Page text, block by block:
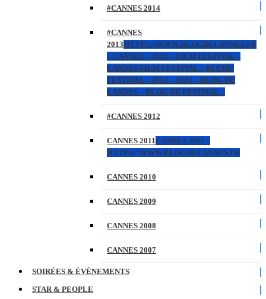
#CANNES 2014
#CANNES
2013HTTPS://WWW.BLOGDECANNES.FR
– CANNES – 2013 – FILM FESTIVAL –
CANNES FILM FESTIVAL – 66 EME
FESTIVAL – 2012 – 2013 – BLOG DE
CANNES – BLOG DU FESTIVAL –
#CANNES 2012
CANNES 2011CANNES 2011 –
HTTPS://WWW.BLOGDECANNES.FR
CANNES 2010
CANNES 2009
CANNES 2008
CANNES 2007
SOIRÉES & ÉVÉNEMENTS
STAR & PEOPLE